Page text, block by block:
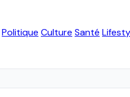
Politique Culture Santé